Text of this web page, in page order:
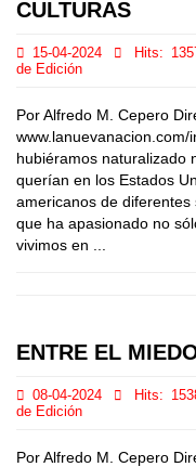
CULTURAS
15-04-2024 Hits:
de Edición
Por Alfredo M. Cepero
hubiéramos naturalizado
querían en los Estados
americanos de
que ha apasionado no
vivimos en ...
ENTRE EL
08-04-2024 Hits:
de Edición
Por Alfredo M. Cepero